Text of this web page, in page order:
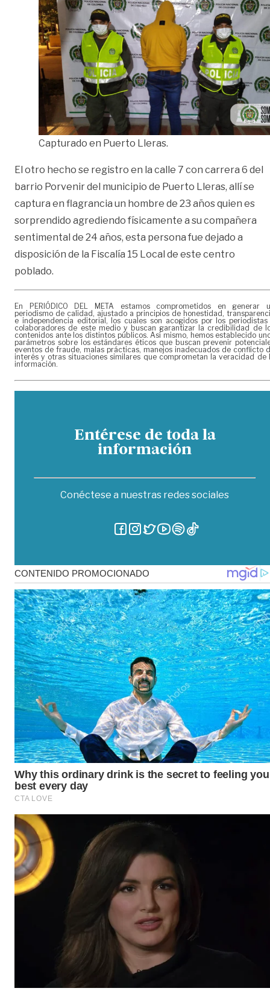
Capturado en Puerto Lleras.
El otro hecho se registro en la calle 7 con carrera 6 del
barrio Porvenir del municipio de Puerto Lleras, allí se
captura en flagrancia un hombre de 23 años quien es
sorprendido agrediendo físicamente a su compañera
sentimental de 24 años, esta persona fue dejado a
disposición de la Fiscalía 15 Local de este centro
poblado.
En PERIÓDICO DEL META estamos comprometidos en generar
periodismo de calidad, ajustado a principios de honestidad,
e independencia editorial, los cuales son acogidos por los periodistas
colaboradores de este medio y buscan garantizar la credibilidad de
contenidos ante los distintos públicos. Así mismo, hemos establecido
parámetros sobre los estándares éticos que buscan prevenir
eventos de fraude, malas prácticas, manejos inadecuados de conflicto
interés y otras situaciones similares que comprometan la veracidad de
información.
Entérese de toda la
información
Conéctese a nuestras redes sociales